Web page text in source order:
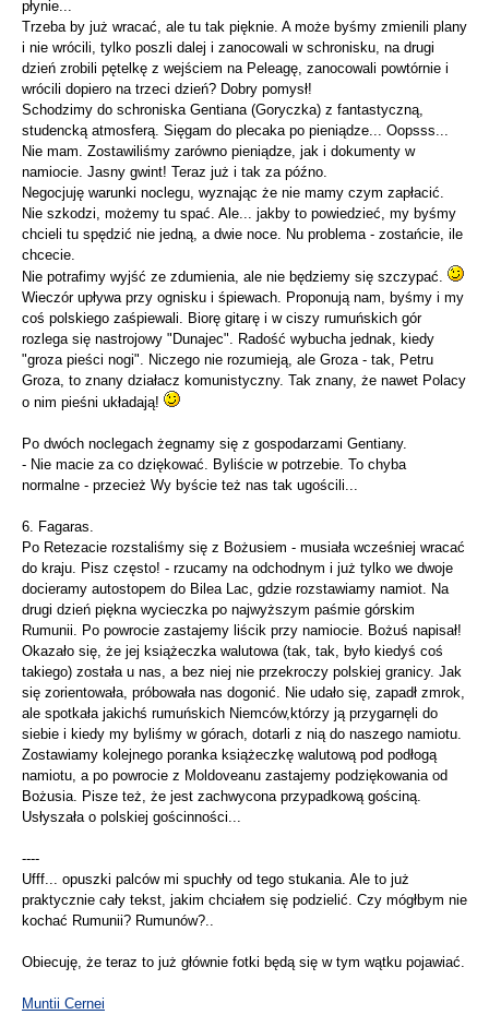
płynie...
Trzeba by już wracać, ale tu tak pięknie. A może byśmy zmienili plany
i nie wrócili, tylko poszli dalej i zanocowali w schronisku, na drugi
dzień zrobili pętelkę z wejściem na Peleagę, zanocowali powtórnie i
wrócili dopiero na trzeci dzień? Dobry pomysł!
Schodzimy do schroniska Gentiana (Goryczka) z fantastyczną,
studencką atmosferą. Sięgam do plecaka po pieniądze... Oopsss...
Nie mam. Zostawiliśmy zarówno pieniądze, jak i dokumenty w
namiocie. Jasny gwint! Teraz już i tak za późno.
Negocjuję warunki noclegu, wyznając że nie mamy czym zapłacić.
Nie szkodzi, możemy tu spać. Ale... jakby to powiedzieć, my byśmy
chcieli tu spędzić nie jedną, a dwie noce. Nu problema - zostańcie, ile
chcecie.
Nie potrafimy wyjść ze zdumienia, ale nie będziemy się szczypać.
Wieczór upływa przy ognisku i śpiewach. Proponują nam, byśmy i my
coś polskiego zaśpiewali. Biorę gitarę i w ciszy rumuńskich gór
rozlega się nastrojowy "Dunajec". Radość wybucha jednak, kiedy
"groza pieści nogi". Niczego nie rozumieją, ale Groza - tak, Petru
Groza, to znany działacz komunistyczny. Tak znany, że nawet Polacy
o nim pieśni układają!
Po dwóch noclegach żegnamy się z gospodarzami Gentiany.
- Nie macie za co dziękować. Byliście w potrzebie. To chyba
normalne - przecież Wy byście też nas tak ugościli...
6. Fagaras.
Po Retezacie rozstaliśmy się z Bożusiem - musiała wcześniej wracać
do kraju. Pisz często! - rzucamy na odchodnym i już tylko we dwoje
docieramy autostopem do Bilea Lac, gdzie rozstawiamy namiot. Na
drugi dzień piękna wycieczka po najwyższym paśmie górskim
Rumunii. Po powrocie zastajemy liścik przy namiocie. Bożuś napisał!
Okazało się, że jej książeczka walutowa (tak, tak, było kiedyś coś
takiego) została u nas, a bez niej nie przekroczy polskiej granicy. Jak
się zorientowała, próbowała nas dogonić. Nie udało się, zapadł zmrok,
ale spotkała jakichś rumuńskich Niemców,którzy ją przygarnęli do
siebie i kiedy my byliśmy w górach, dotarli z nią do naszego namiotu.
Zostawiamy kolejnego poranka książeczkę walutową pod podłogą
namiotu, a po powrocie z Moldoveanu zastajemy podziękowania od
Bożusia. Pisze też, że jest zachwycona przypadkową gościną.
Usłyszała o polskiej gościnności...
----
Ufff... opuszki palców mi spuchły od tego stukania. Ale to już
praktycznie cały tekst, jakim chciałem się podzielić. Czy mógłbym nie
kochać Rumunii? Rumunów?..
Obiecuję, że teraz to już głównie fotki będą się w tym wątku pojawiać.
Muntii Cernei